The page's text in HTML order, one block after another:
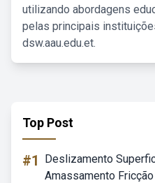
utilizando abordagens
pelas principais
dsw.aau.edu.et.
Top Post
#1
Deslizamento
Amassamento